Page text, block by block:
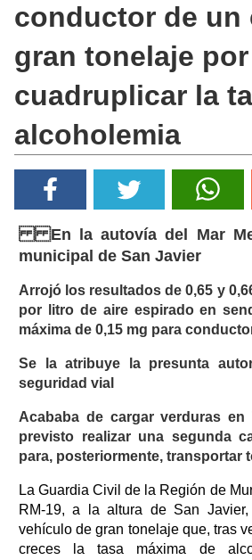
conductor de un
gran tonelaje por
cuadruplicar la
alcoholemia
En la autovía del Mar
municipal de San Javier
Arrojó los resultados de 0,65 y
por litro de aire espirado en
máxima de 0,15 mg para
Se la atribuye la presunta
seguridad vial
Acababa de cargar verduras
previsto realizar una segunda
para, posteriormente, transportar
La Guardia Civil de la Región de
RM-19, a la altura de San
vehículo de gran tonelaje que, tras
creces la tasa máxima de